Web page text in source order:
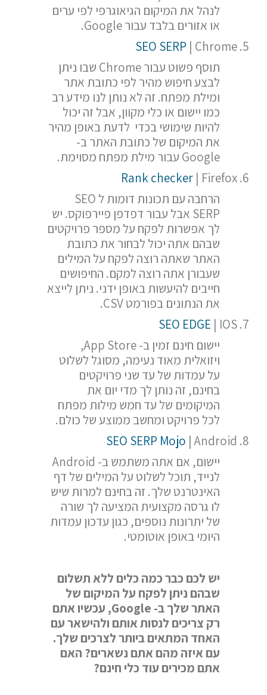
לנהל את המיקום הגיאוגרפי לפי ערים
או אזורים בלבד עבור Google.
SEO SERP | Chrome
תוסף פשוט עבור Chrome שבו ניתן
לבצע חיפוש מהיר לפי כתובת אתר
ומילת מפתח. זה לא נותן לנו מידע רב
כמו יישום או כלי מקוון, אבל זה יכול
להיות שימושי בכדי לדעת באופן מהיר
את המיקום של כתובת האתר ב-
Google עבור מילת מפתח מסוימת.
Rank checker | Firefox
הרחבה עם תכונות דומות ל SEO
SERP אבל עבור דפדפן פיירפוקס. יש
לך אפשרות לפקח על מספר פרויקטים
שבהם אתה יכול לבחור את כתובת
האתר שאתה רוצה לפקח על המילים
שעבורן אתה רוצה למקם. החיפושים
חייבים להיעשות באופן ידני. ניתן לייצא
את הנתונים בפורמט CSV.
SEO EDGE |IOS
יישום חינם זמין ב- App Store,
ויזואלית מאוד נעימה, מסוגל לשלוט
על עמדות של עד שני פרויקטים
בחינם, זה נותן לך מדי יום את
המיקומים של עד חמש מילות מפתח
לכל פרויקט ומחשב ממוצע של כולם.
SEO SERP Mojo | Android
יישום, אם אתה משתמש ב- Android
לנייד, תוכל לשלוט על המילים של דף
האינטרנט שלך. זה בחינם למרות שיש
לו גרסה מקצועית המציעה לך שורה
של יתרונות נוספים, כגון עדכון עמדות
היומי באופן אוטומטי.
יש לכם כבר כמה כלים ללא תשלום
שבהם ניתן לפקח על המיקום של
האתר שלך ב- Google, עכשיו אתם
רק צריכים לנסות אותם ולהישאר עם
האחד המתאים ביותר לצרכים שלך.
עם איזה מהם אתם נשארים? האם
אתם מכירים עוד כלי חינם?